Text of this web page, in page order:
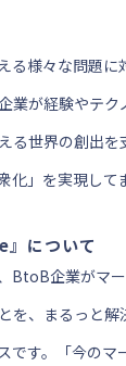
る様々な問題
業が経験やテク
る世界の創出を
化」を実現して
について
BtoB企業がマ
を、まるっと
です。「今のマ